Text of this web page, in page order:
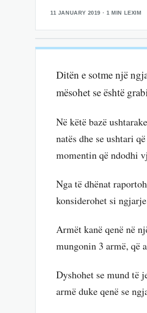
11 JANUARY 2019 · 1 MIN LEXIM
Ditën e sotme një
mësohet se është
Në këtë bazë
natës dhe se ushtari
momentin që ndodhi
Nga të dhënat
konsiderohet si
Armët kanë qenë në
mungonin 3 armë, që
Dyshohet se mund të
armë duke qenë se